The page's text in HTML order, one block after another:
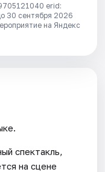
erid:
30 сентября 2026
на Яндекс
спектакль,
на сцене